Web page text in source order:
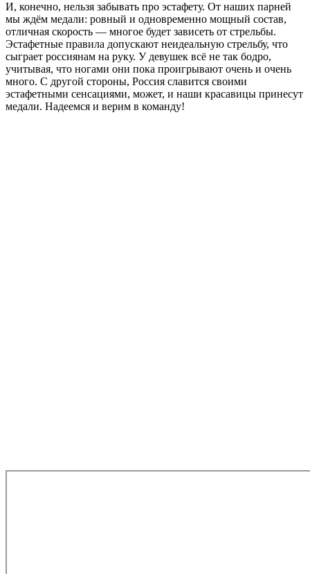
И, конечно, нельзя забывать про эстафету. От наших парней
мы ждём медали: ровный и одновременно мощный состав,
отличная скорость — многое будет зависеть от стрельбы.
Эстафетные правила допускают неидеальную стрельбу, что
сыграет россиянам на руку. У девушек всё не так бодро,
учитывая, что ногами они пока проигрывают очень и очень
много. С другой стороны, Россия славится своими
эстафетными сенсациями, может, и наши красавицы принесут
медали. Надеемся и верим в команду!